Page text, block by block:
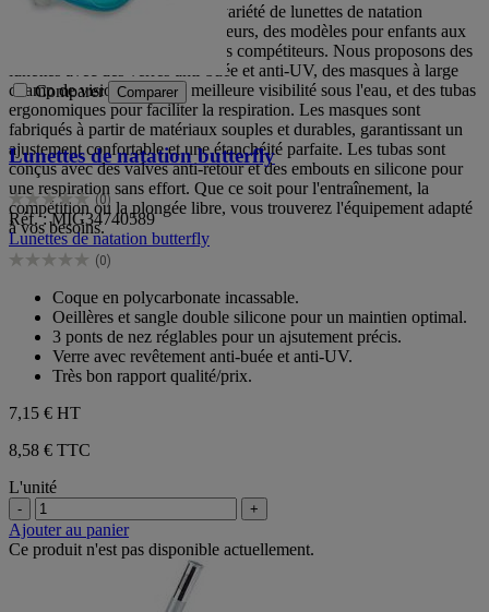
Notre sélection comprend une variété de lunettes de natation
adaptées à tous les types de nageurs, des modèles pour enfants aux
options professionnelles pour les compétiteurs. Nous proposons des
lunettes avec des verres anti-buée et anti-UV, des masques à large
champ de vision pour une meilleure visibilité sous l'eau, et des tubas
ergonomiques pour faciliter la respiration. Les masques sont
fabriqués à partir de matériaux souples et durables, garantissant un
ajustement confortable et une étanchéité parfaite. Les tubas sont
conçus avec des valves anti-retour et des embouts en silicone pour
une respiration sans effort. Que ce soit pour l'entraînement, la
compétition ou la plongée libre, vous trouverez l'équipement adapté
à vos besoins.
Comparer Comparer
Lunettes de natation butterfly
(0)
0.0
sur
5
étoiles.
Réf. : MIG34740589
Lunettes de natation butterfly
(0)
0.0
étoiles.
Coque en polycarbonate incassable.
Oeillères et sangle double silicone pour un maintien optimal.
3 ponts de nez réglables pour un ajsutement précis.
Verre avec revêtement anti-buée et anti-UV.
Très bon rapport qualité/prix.
7,15 € HT
8,58 € TTC
L'unité
- +
Ajouter au panier
Ce produit n'est pas disponible actuellement.